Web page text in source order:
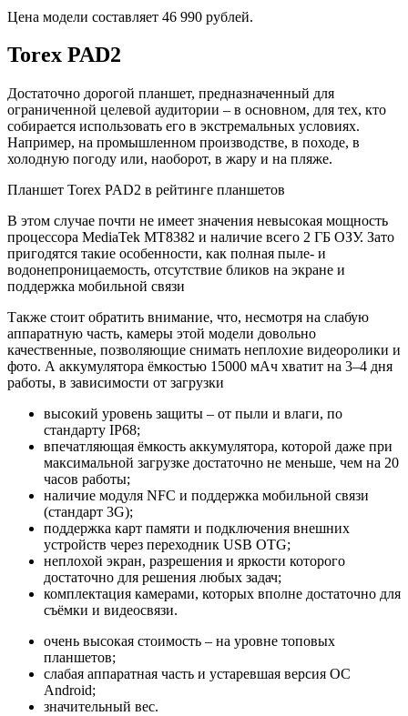
Цена модели составляет 46 990 рублей.
Torex PAD2
Достаточно дорогой планшет, предназначенный для
ограниченной целевой аудитории – в основном, для тех, кто
собирается использовать его в экстремальных условиях.
Например, на промышленном производстве, в походе, в
холодную погоду или, наоборот, в жару и на пляже.
Планшет Torex PAD2 в рейтинге планшетов
В этом случае почти не имеет значения невысокая мощность
процессора MediaTek MT8382 и наличие всего 2 ГБ ОЗУ. Зато
пригодятся такие особенности, как полная пыле- и
водонепроницаемость, отсутствие бликов на экране и
поддержка мобильной связи
Также стоит обратить внимание, что, несмотря на слабую
аппаратную часть, камеры этой модели довольно
качественные, позволяющие снимать неплохие видеоролики и
фото. А аккумулятора ёмкостью 15000 мАч хватит на 3–4 дня
работы, в зависимости от загрузки
высокий уровень защиты – от пыли и влаги, по
стандарту IP68;
впечатляющая ёмкость аккумулятора, которой даже при
максимальной загрузке достаточно не меньше, чем на 20
часов работы;
наличие модуля NFC и поддержка мобильной связи
(стандарт 3G);
поддержка карт памяти и подключения внешних
устройств через переходник USB OTG;
неплохой экран, разрешения и яркости которого
достаточно для решения любых задач;
комплектация камерами, которых вполне достаточно для
съёмки и видеосвязи.
очень высокая стоимость – на уровне топовых
планшетов;
слабая аппаратная часть и устаревшая версия ОС
Android;
значительный вес.